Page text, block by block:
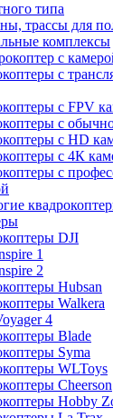
типа
трассы для
комплексы
с
с
с FPV
с
с HD
с 4К
с
DJI
1
2
Hubsan
Walkera
4
Blade
Syma
WLToys
Cheerson
Hobby